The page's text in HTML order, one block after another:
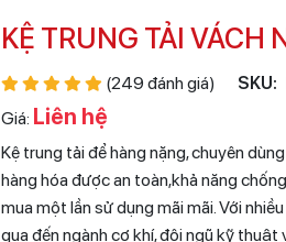
KỆ TRUNG TẢI VÁCH
(249 đánh giá) SKU:
Giá: Liên hệ
Kệ trung tải để hàng nặng, chuyên
hàng hóa được an toàn,khả năng
mua một lần sử dụng mãi mãi. Với
qua đến ngành cơ khí, đội ngũ kỹ